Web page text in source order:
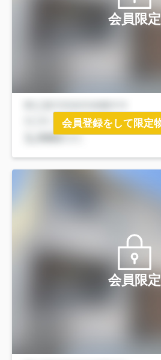
会員限定
会員登録をして限定
会員限定